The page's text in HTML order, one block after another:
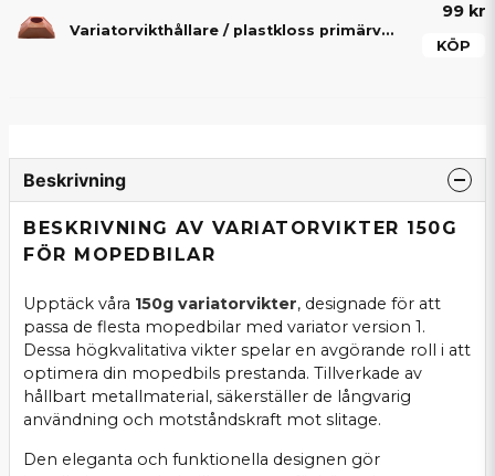
Variatorvikthållare / plastkloss primärvariator
99 kr
KÖP
Beskrivning
BESKRIVNING AV VARIATORVIKTER 150G
FÖR MOPEDBILAR
Upptäck våra 150g variatorvikter, designade för att
passa de flesta mopedbilar med variator version 1.
Dessa högkvalitativa vikter spelar en avgörande roll i att
optimera din mopedbils prestanda. Tillverkade av
hållbart metallmaterial, säkerställer de långvarig
användning och motståndskraft mot slitage.
Den eleganta och funktionella designen gör